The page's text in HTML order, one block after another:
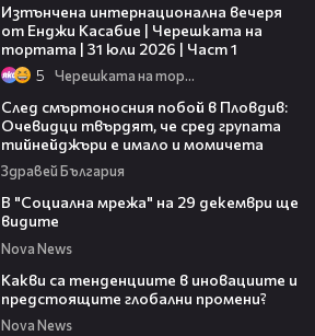
Изтънчена интернационална вечеря
от Енджи Касабие | Черешката на
тортата | 31 юли 2026 | Част 1
5 Черешката на тортата
След смъртоносния побой в Пловдив:
Очевидци твърдят, че сред групата
тийнейджъри е имало и момичета
Здравей България
В "Социална мрежа" на 29 декември ще
видите
Nova News
Какви са тенденциите в иновациите и
предстоящите глобални промени?
Nova News